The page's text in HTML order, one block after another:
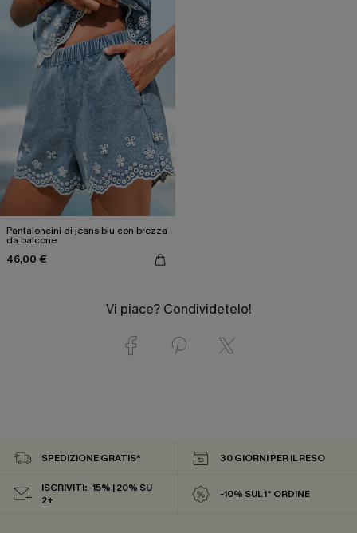
Pantaloncini di jeans blu con brezza
da balcone
46,00 €
Vi piace? Condividetelo!
SPEDIZIONE GRATIS* 30 GIORNI PER IL RESO
ISCRIVITI: -15% | 20% SU
2+
-10% SUL 1° ORDINE